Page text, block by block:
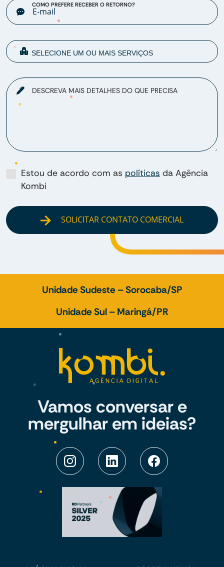
COMO PREFERE RECEBER O RETORNO?
DESCREVA MAIS DETALHES DO QUE PRECISA
Estou de acordo com as políticas da Agência
Kombi
SOLICITAR CONTATO COMERCIAL
Unidade Sudeste – Sorocaba/SP
Unidade Sul – Maringá/PR
Vamos conversar e
mergulhar em ideias?